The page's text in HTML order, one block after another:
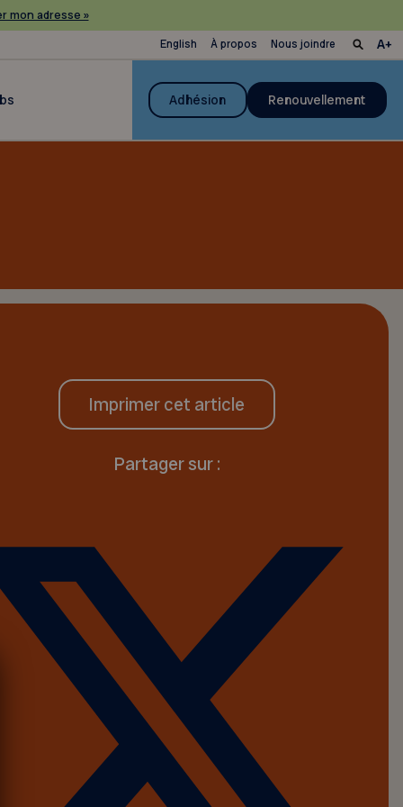
mon adresse »
English À propos Nous joindre
Adhésion Renouvellement
Imprimer cet article
Partager sur :